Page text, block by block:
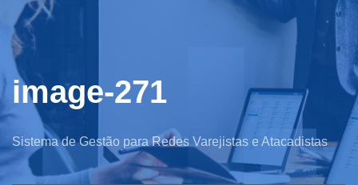
image-271
Sistema de Gestão para Redes Varejistas e Atacadistas